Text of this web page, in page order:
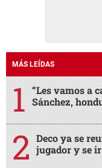
MÁS LEÍDAS
“Les vamos a
Sánchez,
Deco ya se
jugador y se